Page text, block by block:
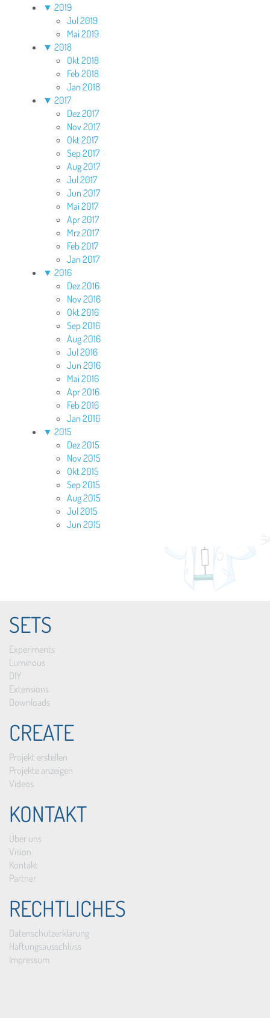
▼ 2019
Jul 2019
Mai 2019
▼ 2018
Okt 2018
Feb 2018
Jan 2018
▼ 2017
Dez 2017
Nov 2017
Okt 2017
Sep 2017
Aug 2017
Jul 2017
Jun 2017
Mai 2017
Apr 2017
Mrz 2017
Feb 2017
Jan 2017
▼ 2016
Dez 2016
Nov 2016
Okt 2016
Sep 2016
Aug 2016
Jul 2016
Jun 2016
Mai 2016
Apr 2016
Feb 2016
Jan 2016
▼ 2015
Dez 2015
Nov 2015
Okt 2015
Sep 2015
Aug 2015
Jul 2015
Jun 2015
SETS
Experiments
Luminous
DIY
Extensions
Downloads
CREATE
Projekt erstellen
Projekte anzeigen
Videos
KONTAKT
Über uns
Vision
Kontakt
Partner
RECHTLICHES
Datenschutzerklärung
Haftungsausschluss
Impressum